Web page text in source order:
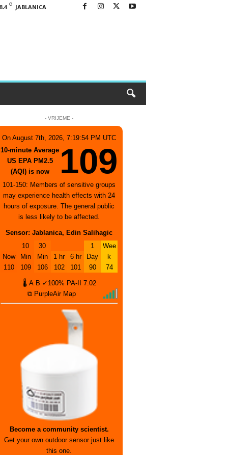
C JABLANICA
- VRIJEME -
On August 7th, 2026, 7:19:54 PM UTC
10-minute Average
US EPA PM2.5
(AQI) is now
109
101-150: Members of sensitive groups
may experience health effects with 24
hours of exposure. The general public
is less likely to be affected.
Sensor: Jablanica, Edin Salihagic
Now
110
10
Min
109
30
Min
106
1 hr
102
6 hr
101
1
Day
90
Wee
k
74
🌡 A B ✓100% PA-II
7.02
⧉ PurpleAir Map
Become a community scientist.
Get your own outdoor sensor just like
this one.